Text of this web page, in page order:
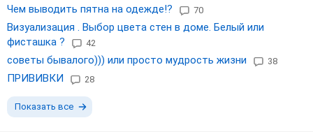
Чем выводить пятна на одежде⁉️ 70
Визуализация . Выбор цвета стен в доме. Белый или
фисташка ?
42
советы бывалого))) или просто мудрость жизни 38
ПРИВИВКИ 28
Показать все